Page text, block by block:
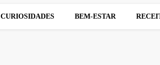
CURIOSIDADES BEM-ESTAR